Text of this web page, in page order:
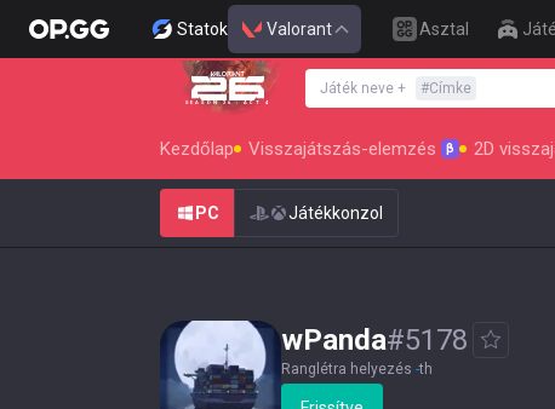
Statok Valorant Asztal
SEASON 26 : ACT 4
Játék neve + #Címke
Kezdőlap Visszajátszás-elemzés β 2D
PC Játékkonzol
wPanda#5178
Ranglétra helyezés -th